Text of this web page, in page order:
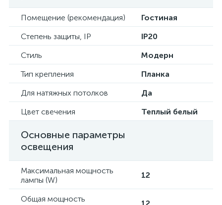
Помещение (рекомендация)
Гостиная
Степень защиты, IP
IP20
Стиль
Модерн
Тип крепления
Планка
Для натяжных потолков
Да
Цвет свечения
Теплый белый
Основные параметры
освещения
Максимальная мощность
лампы (W)
12
Общая мощность